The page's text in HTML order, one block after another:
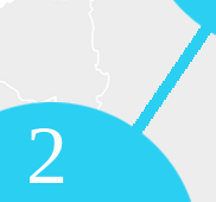
2